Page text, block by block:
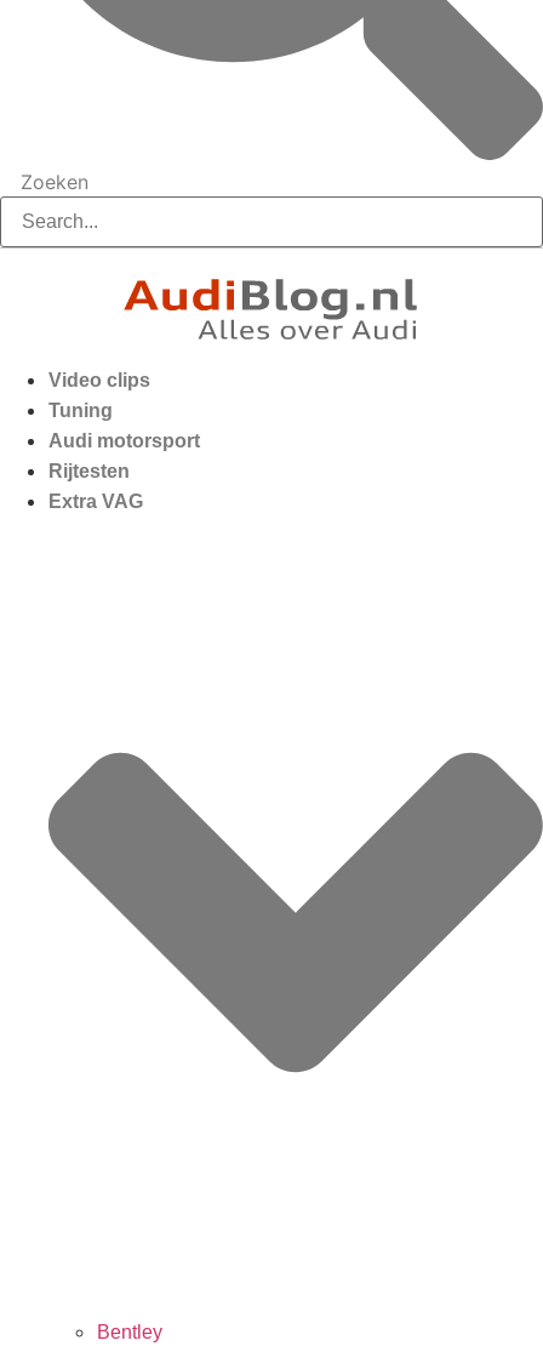
Zoeken
Video clips
Tuning
Audi motorsport
Rijtesten
Extra VAG
Bentley